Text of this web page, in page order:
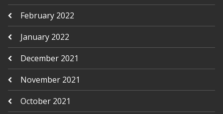
February 2022
January 2022
December 2021
November 2021
October 2021